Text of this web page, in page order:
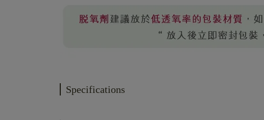
Specifications